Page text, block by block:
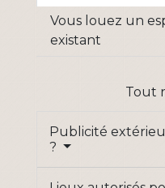
Vous louez un
existant
Tout
Publicité
?